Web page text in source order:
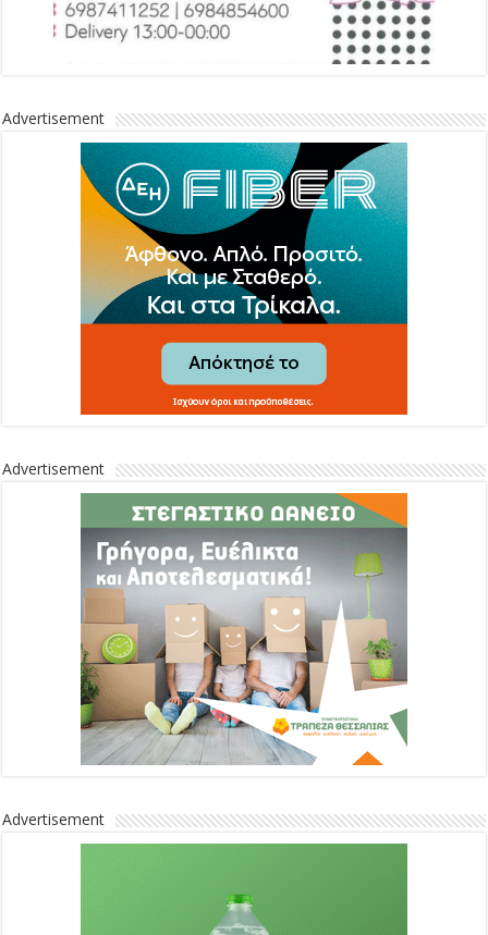
Advertisement
Advertisement
Advertisement